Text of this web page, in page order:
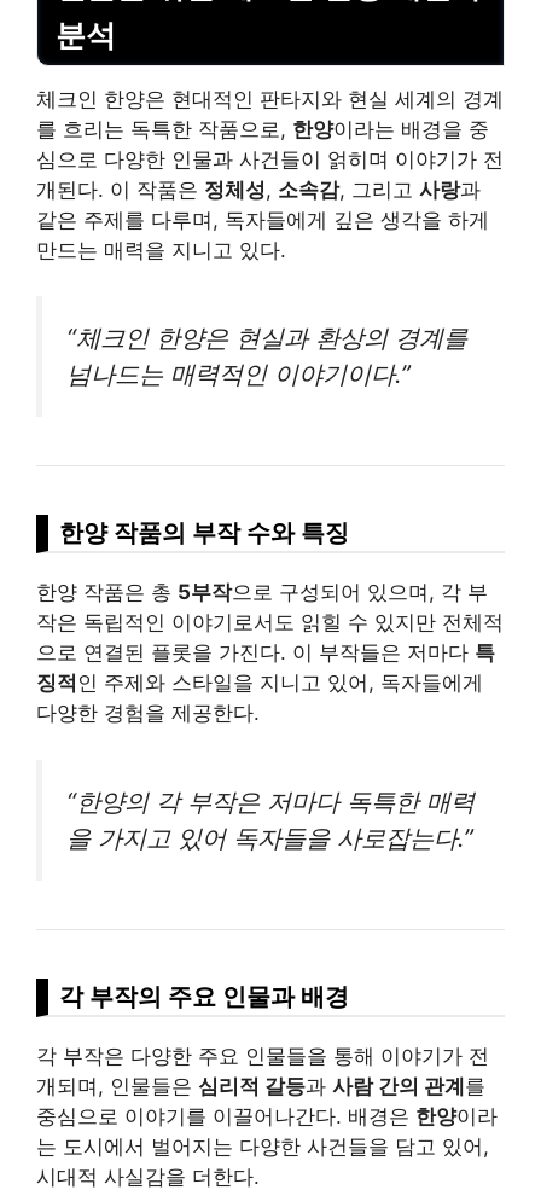
분석
체크인 한양은 현대적인 판타지와 현실 세계의 경계
를 흐리는 독특한 작품으로, 한양이라는 배경을 중
심으로 다양한 인물과 사건들이 얽히며 이야기가 전
개된다. 이 작품은 정체성, 소속감, 그리고 사랑과
같은 주제를 다루며, 독자들에게 깊은 생각을 하게
만드는 매력을 지니고 있다.
“체크인 한양은 현실과 환상의 경계를
넘나드는 매력적인 이야기이다.”
한양 작품의 부작 수와 특징
한양 작품은 총 5부작으로 구성되어 있으며, 각 부
작은 독립적인 이야기로서도 읽힐 수 있지만 전체적
으로 연결된 플롯을 가진다. 이 부작들은 저마다 특
징적 인 주제와 스타일을 지니고 있어, 독자들에게
다양한 경험을 제공한다.
“한양의 각 부작은 저마다 독특한 매력
을 가지고 있어 독자들을 사로잡는다.”
각 부작의 주요 인물과 배경
각 부작은 다양한 주요 인물들을 통해 이야기가 전
개되며, 인물들은 심리적 갈등과 사람 간의 관계를
중심으로 이야기를 이끌어나간다. 배경은 한양이라
는 도시에서 벌어지는 다양한 사건들을 담고 있어,
시대적 사실감을 더한다.